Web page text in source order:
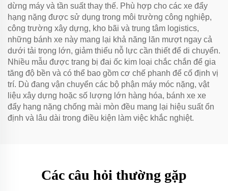
dừng máy và tần suất thay thế. Phù hợp cho các xe đẩy
hạng nặng được sử dụng trong môi trường công nghiệp,
công trường xây dựng, kho bãi và trung tâm logistics,
những bánh xe này mang lại khả năng lăn mượt ngay cả
dưới tải trọng lớn, giảm thiểu nỗ lực cần thiết để di chuyển.
Nhiều mẫu được trang bị đai ốc kim loại chắc chắn để gia
tăng độ bền và có thể bao gồm cơ chế phanh để cố định vị
trí. Dù đang vận chuyển các bộ phận máy móc nặng, vật
liệu xây dựng hoặc số lượng lớn hàng hóa, bánh xe xe
đẩy hạng nặng chống mài mòn đều mang lại hiệu suất ổn
định và lâu dài trong điều kiện làm việc khắc nghiệt.
Các câu hỏi thường gặp